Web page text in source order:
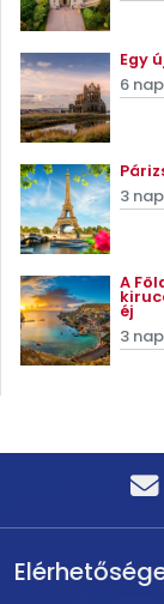
Egy
6
3
A
éj
3